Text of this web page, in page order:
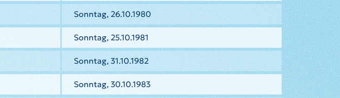
Sonntag, 26.10.1980
Sonntag, 25.10.1981
Sonntag, 31.10.1982
Sonntag, 30.10.1983